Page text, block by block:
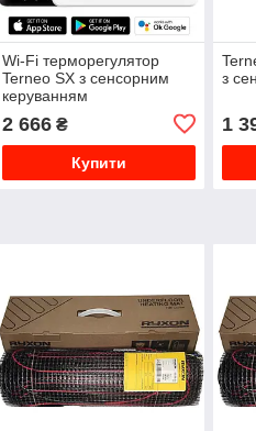
Wi-Fi терморегулятор
Terneo SX з сенсорним
керуванням
2 666₴
Купити
з
1